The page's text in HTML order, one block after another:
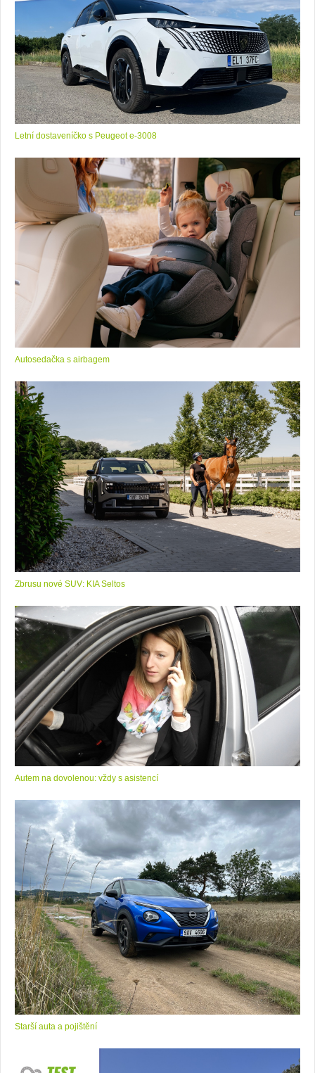
Letní dostaveníčko s Peugeot e-3008
Autosedačka s airbagem
Zbrusu nové SUV: KIA Seltos
Autem na dovolenou: vždy s asistencí
Starší auta a pojištění